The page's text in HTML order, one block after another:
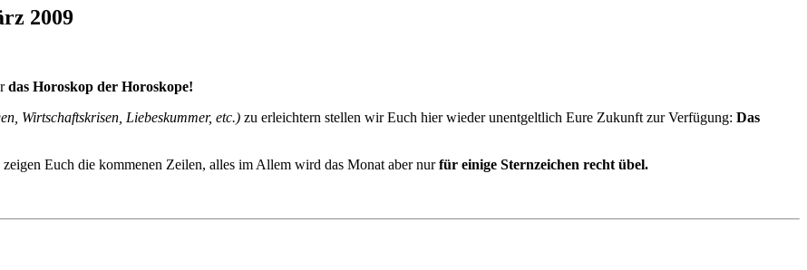
2009
das Horoskop der Horoskope!
Wirtschaftskrisen, Liebeskummer, etc.) zu erleichtern stellen wir Euch hier wieder unentgeltlich Eure Zukunft zur Verfügung: Das
Euch die kommenen Zeilen, alles im Allem wird das Monat aber nurfür einige Sternzeichen recht übel.